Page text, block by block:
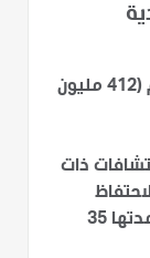
ايني وPTTEP تستثمران 1.51 مليار درهم (412 مليون
ذات
بحصة 60% في مرحلة الإنتاج التي تبلغ مدتها 35